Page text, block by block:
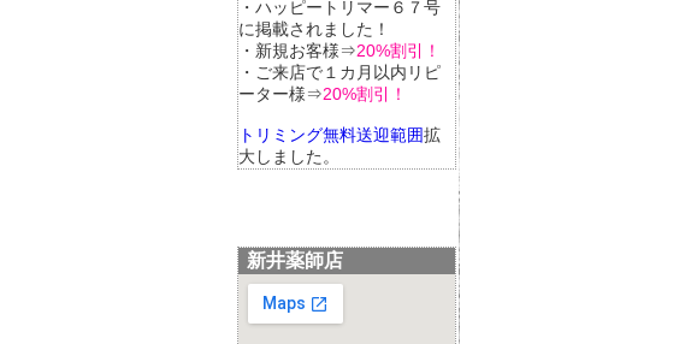
・ハッピートリマー６７号
に掲載されました！
・新規お客様⇒20%割引！
・ご来店で１カ月以内リピ
ーター様⇒20%割引！
トリミング無料送迎範囲拡
大しました。
新井薬師店